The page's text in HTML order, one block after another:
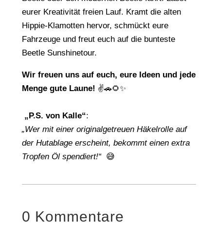
eurer Kreativität freien Lauf. Kramt die alten
Hippie-Klamotten hervor, schmückt eure
Fahrzeuge und freut euch auf die bunteste
Beetle Sunshinetour.
Wir freuen uns auf euch, eure Ideen und jede
Menge gute Laune! ✌️🚗🌻✨
„P.S. von Kalle“:
„Wer mit einer originalgetreuen Häkelrolle auf
der Hutablage erscheint, bekommt einen extra
Tropfen Öl spendiert!“😅
0 Kommentare